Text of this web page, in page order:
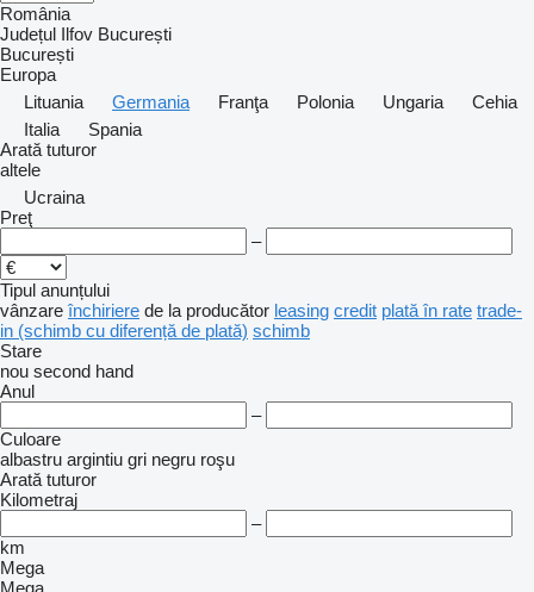
România
Județul Ilfov București
București
Europa
Lituania
Germania Franţa Polonia Ungaria
Cehia
Italia
Spania
Arată tuturor
altele
Ucraina
Preţ
–
Tipul anunțului
vânzare închiriere de la producător leasing credit plată în rate trade-
in (schimb cu diferență de plată) schimb
Stare
nou second hand
Anul
–
Culoare
albastru argintiu gri negru roşu
Arată tuturor
Kilometraj
–
km
Mega
Mega